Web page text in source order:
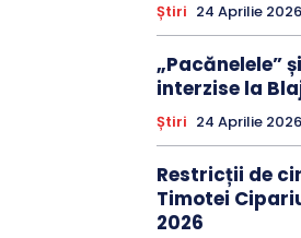
Știri 24 Aprilie 2026
„Pacănelele”
interzise la
Știri 24 Aprilie 2026
Restricții de
Timotei
2026